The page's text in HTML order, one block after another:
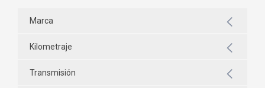
Marca
Kilometraje
Transmisión